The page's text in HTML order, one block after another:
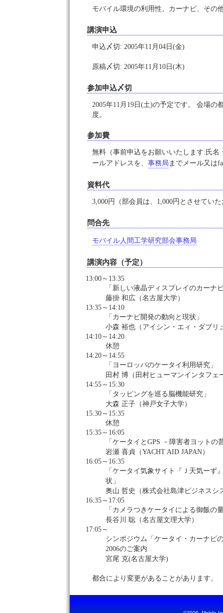
モバイル環境の利用性、カーナビ、その
講演申込
申込〆切: 2005年11月04日(金)
原稿〆切: 2005年11月10日(木)
参加申込〆切
2005年11月19日(土)の予定です。 会場の
度。
参加費
無料（事前申込をお願いいたします:氏名
ールアドレスを、 事務局 までメール又は
資料代
3,000円（部会員は、1,000円とさせてい
問合先
モバイル人間工学研究部会事務局
講演内容（予定）
13:00～13:35
「新しい液晶ディスプレイのカーナ
藤掛 和広（名古屋大学）
13:35～14:10
「カーナビ開発の動向と現状」
小森 裕也（アイシン・エィ・ダブリ
14:10～14:20
休憩
14:20～14:55
「ヨーロッパのケータイ利用研究」
田村 博（田村ヒューマンインタフェ
14:55～15:30
「タッピングを巡る脳機能研究」
大森 正子（神戸女子大学）
15:30～15:35
休憩
15:35～16:05
「ケータイとGPS －障害者ヨットの
岩瀬 喜貞（YACHT AID JAPAN）
16:05～16:35
「ケータイ気象サイト『Ｊ天気ーず
状」
奥山 哲史（株式会社島津ビジネスシ
16:35～17:05
「カメラつきケータイによる御飯の
長谷川 聡（名古屋文理大学）
17:05～
シンポジウム「ケータイ・カーナビ
2006のご案内
宮尾 克(名古屋大学)
都合により変更があることがあります。